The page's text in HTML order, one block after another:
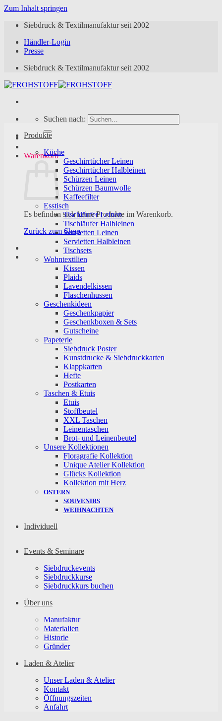
Zum Inhalt springen
Siebdruck & Textilmanufaktur seit 2002
Händler-Login
Presse
Siebdruck & Textilmanufaktur seit 2002
Suchen nach:
Warenkorb
Es befinden sich keine Produkte im Warenkorb.
Zurück zum Shop
Produkte
Küche
Geschirrtücher Leinen
Geschirrtücher Halbleinen
Schürzen Leinen
Schürzen Baumwolle
Kaffeefilter
Esstisch
Tischläufer Leinen
Tischläufer Halbleinen
Servietten Leinen
Servietten Halbleinen
Tischsets
Wohntextilien
Kissen
Plaids
Lavendelkissen
Flaschenhussen
Geschenkideen
Geschenkpapier
Geschenkboxen & Sets
Gutscheine
Papeterie
Siebdruck Poster
Kunstdrucke & Siebdruckkarten
Klappkarten
Hefte
Postkarten
Taschen & Etuis
Etuis
Stoffbeutel
XXL Taschen
Leinentaschen
Brot- und Leinenbeutel
Unsere Kollektionen
Floragrafie Kollektion
Unique Atelier Kollektion
Glücks Kollektion
Kollektion mit Herz
OSTERN
SOUVENIRS
WEIHNACHTEN
Individuell
Events & Seminare
Siebdruckevents
Siebdruckkurse
Siebdruckkurs buchen
Über uns
Manufaktur
Materialien
Historie
Gründer
Laden & Atelier
Unser Laden & Atelier
Kontakt
Öffnungszeiten
Anfahrt